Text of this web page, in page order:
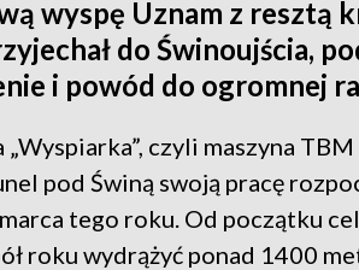
wyspę Uznam z resztą
do Świnoujścia,
i powód do ogromnej
„Wyspiarka”, czyli maszyna TBM
pod Świną swoją pracę
tego roku. Od początku
roku wydrążyć ponad 1400